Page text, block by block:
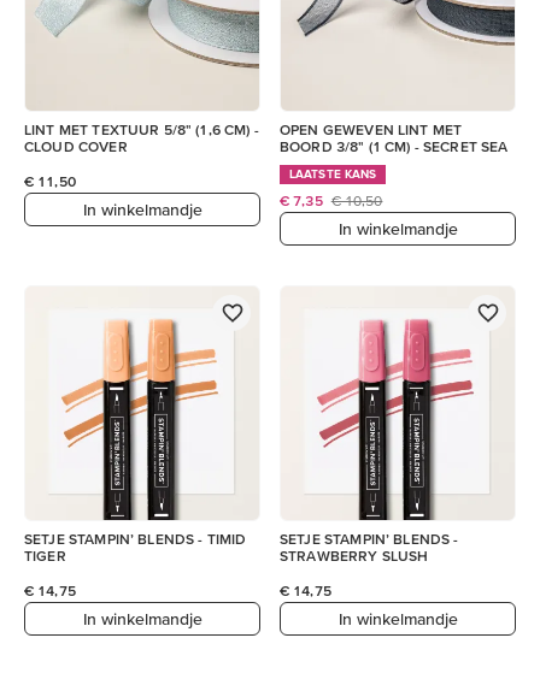
LINT MET TEXTUUR 5/8" (1,6 CM) -
CLOUD COVER
€ 11,50
In winkelmandje
OPEN GEWEVEN LINT MET
BOORD 3/8" (1 CM) - SECRET SEA
LAATSTE KANS
€ 7,35 € 10,50
In winkelmandje
SETJE STAMPIN’ BLENDS - TIMID
TIGER
€ 14,75
In winkelmandje
SETJE STAMPIN’ BLENDS -
STRAWBERRY SLUSH
€ 14,75
In winkelmandje